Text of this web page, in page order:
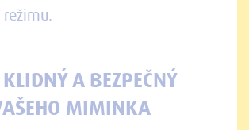
A BEZPEČNÝ
MIMINKA